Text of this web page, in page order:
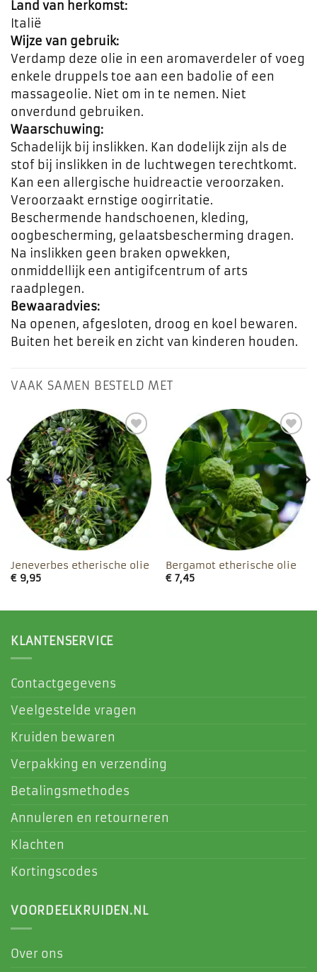
Land van herkomst:
Italië
Wijze van gebruik:
Verdamp deze olie in een aromaverdeler of voeg
enkele druppels toe aan een badolie of een
massageolie. Niet om in te nemen. Niet
onverdund gebruiken.
Waarschuwing:
Schadelijk bij inslikken. Kan dodelijk zijn als de
stof bij inslikken in de luchtwegen terechtkomt.
Kan een allergische huidreactie veroorzaken.
Veroorzaakt ernstige oogirritatie.
Beschermende handschoenen, kleding,
oogbescherming, gelaatsbescherming dragen.
Na inslikken geen braken opwekken,
onmiddellijk een antigifcentrum of arts
raadplegen.
Bewaaradvies:
Na openen, afgesloten, droog en koel bewaren.
Buiten het bereik en zicht van kinderen houden.
VAAK SAMEN BESTELD MET
Toevoegen
aan
favorieten
Jeneverbes etherische olie
€9,95
Toevoegen
aan
favorieten
Bergamot etherische olie
€7,45
KLANTENSERVICE
Contactgegevens
Veelgestelde vragen
Kruiden bewaren
Verpakking en verzending
Betalingsmethodes
Annuleren en retourneren
Klachten
Kortingscodes
VOORDEELKRUIDEN.NL
Over ons